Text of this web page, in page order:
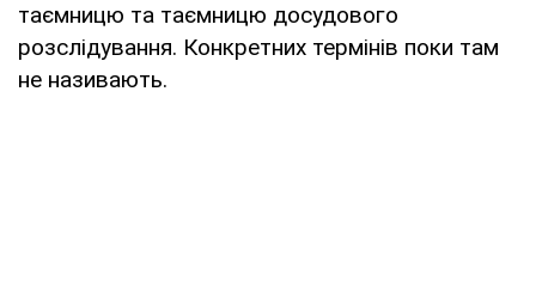
таємницю та таємницю досудового
розслідування. Конкретних термінів поки там
не називають.